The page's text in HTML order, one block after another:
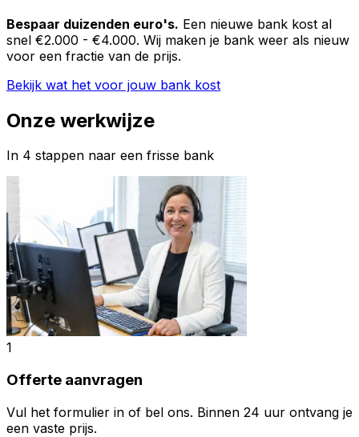
Bespaar duizenden euro's. Een nieuwe bank kost al
snel €2.000 - €4.000. Wij maken je bank weer als nieuw
voor een fractie van de prijs.
Bekijk wat het voor jouw bank kost
Onze werkwijze
In 4 stappen naar een frisse bank
1
Offerte aanvragen
Vul het formulier in of bel ons. Binnen 24 uur ontvang je
een vaste prijs.